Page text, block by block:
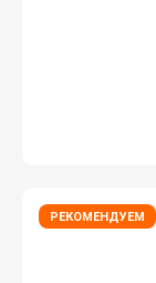
РЕКОМЕНДУЕМ